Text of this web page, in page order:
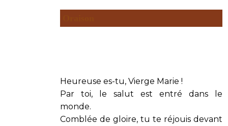
Heureuse es-tu, Vierge Marie !
Par toi, le salut est entré dans le
monde.
Comblée de gloire, tu te réjouis devant